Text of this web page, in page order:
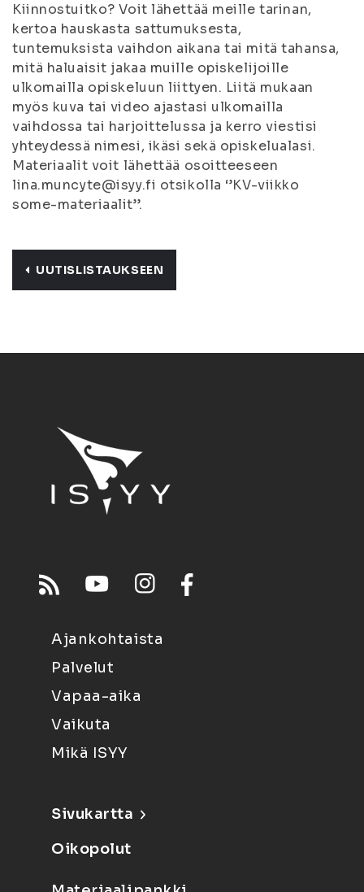
Kiinnostuitko? Voit lähettää meille tarinan,
kertoa hauskasta sattumuksesta,
tuntemuksista vaihdon aikana tai mitä tahansa,
mitä haluaisit jakaa muille opiskelijoille
ulkomailla opiskeluun liittyen. Liitä mukaan
myös kuva tai video ajastasi ulkomailla
vaihdossa tai harjoittelussa ja kerro viestisi
yhteydessä nimesi, ikäsi sekä opiskelualasi.
Materiaalit voit lähettää osoitteeseen
lina.muncyte@isyy.fi otsikolla ‘’KV-viikko
some-materiaalit’’.
UUTISLISTAUKSEEN
Ajankohtaista
Palvelut
Vapaa-aika
Vaikuta
Mikä ISYY
Sivukartta
Oikopolut